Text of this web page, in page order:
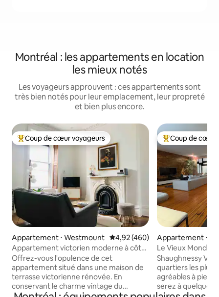
Montréal : les appartements en location
les mieux notés
Les voyageurs approuvent : ces appartements sont
très bien notés pour leur emplacement, leur propreté
et bien plus encore.
Coups de cœur voyageurs les plus appréciés
Coup de cœur voyageurs
Appartement ⋅ Westmount Évaluation moyenne sur la
4,92 (460)
Appartement victorien moderne à côté
du métro Atwater
Offrez-vous l'opulence de cet
appartement situé dans une maison de
terrasse victorienne rénovée. En
conservant le charme vintage du
Coups de cœur
Coup de cœur
Appartement ⋅
Le Vieux Monde
Moderne
Shaughnessy
quartiers les plus
agréables à pied
serez à quelques